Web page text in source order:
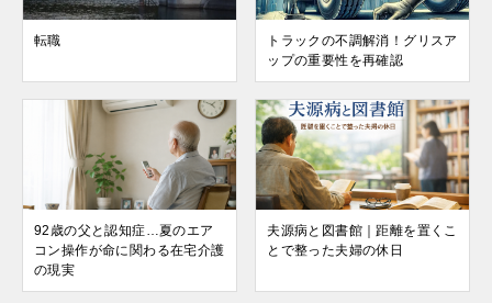
転職
トラックの不調解消！グリスア
ップの重要性を再確認
92歳の父と認知症…夏のエア
コン操作が命に関わる在宅介護
の現実
夫源病と図書館｜距離を置くこ
とで整った夫婦の休日